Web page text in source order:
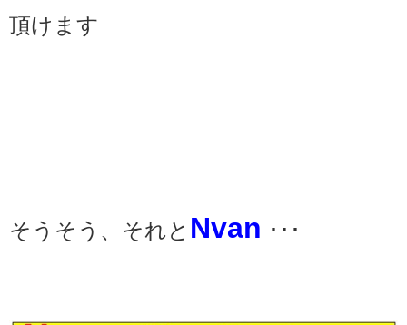
頂けます
そうそう、それと Nvan ･･･